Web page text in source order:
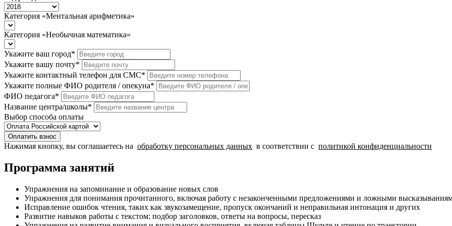
Категория «Ментальная арифметика»
Категория «Необычная математика»
Укажите ваш город*
Укажите вашу почту*
Укажите контактный телефон для СМС*
Укажите полные ФИО родителя / опекуна*
ФИО педагога*
Название центра/школы*
Выбор способа оплаты
Оплатить взнос
Нажимая кнопку, вы соглашаетесь на обработку персональных данных в соответствии с политикой конфиденциальности
Программа занятий
Упражнения на запоминание и образование новых слов
Упражнения для понимания прочитанного, включая работу с незаконченными предложениями и ложными
Исправление ошибок чтения, таких как звукозамещение, пропуск окончаний и неправильная интонация и других
Развитие навыков работы с текстом: подбор заголовков, ответы на вопросы, пересказ